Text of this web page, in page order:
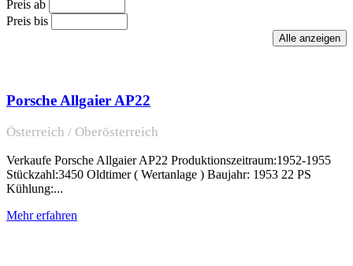
Preis ab
Preis bis
Porsche Allgaier AP22
Österreich / Oberösterreich
Verkaufe Porsche Allgaier AP22 Produktionszeitraum:1952-1955
Stückzahl:3450 Oldtimer ( Wertanlage ) Baujahr: 1953 22 PS
Kühlung:...
Mehr erfahren